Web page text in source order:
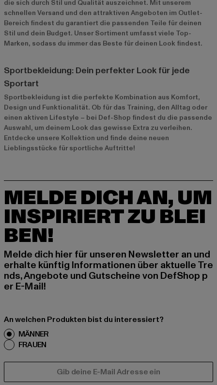
die sich durch Stil und Qualität auszeichnet. Mit unserem
schnellen Versand und den attraktiven Angeboten im Outlet-
Bereich findest du garantiert die passenden Teile für deinen
Stil und dein Budget. Unser Sortiment umfasst viele Top-
Marken, sodass du immer das Beste für deinen Look findest.
Sportbekleidung: Dein perfekter Look für jede
Sportart
Sportbekleidung ist die perfekte Kombination aus Komfort,
Design und Funktionalität. Ob für das Training, den Alltag oder
einen aktiven Lifestyle – bei Def-Shop findest du die passende
Auswahl, um deinem Look das gewisse Extra zu verleihen.
Entdecke unsere Kollektion und finde deine neuen
Lieblingsstücke für sportliche Auftritte!
MELDE DICH AN, UM
INSPIRIERT ZU BLEI
BEN!
Melde dich hier für unseren Newsletter an und
erhalte künftig Informationen über aktuelle Tre
nds, Angebote und Gutscheine von DefShop p
er E-Mail!
An welchen Produkten bist du interessiert?
MÄNNER
FRAUEN